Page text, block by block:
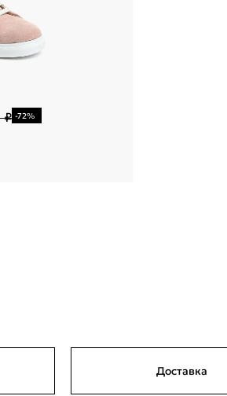
₽ -72%
Доставка